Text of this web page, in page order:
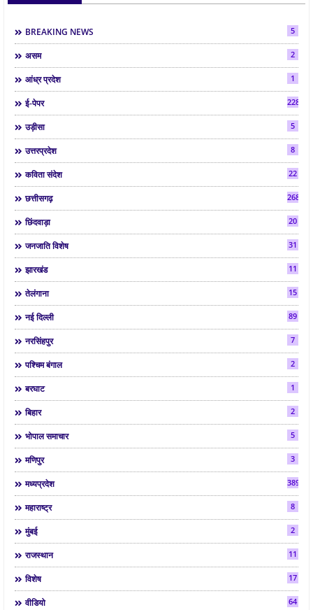
BREAKING NEWS 5
असम 2
आंध्र प्रदेश 1
ई-पेपर 2286
उड़ीसा 5
उत्तरप्रदेश 8
कविता संदेश 22
छत्तीसगढ़ 268
छिंदवाड़ा 20
जनजाति विशेष 31
झारखंड 11
तेलंगाना 15
नई दिल्ली 89
नरसिंहपुर 7
पश्चिम बंगाल 2
बरघाट 1
बिहार 2
भोपाल समाचार 5
मणिपुर 3
मध्यप्रदेश 3892
महाराष्ट्र 8
मुंबई 2
राजस्थान 11
विशेष 17
वीडियो 64